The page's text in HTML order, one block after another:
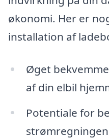
økonomi. Her er
installation af
Øget
af din elbil
Potentiale for